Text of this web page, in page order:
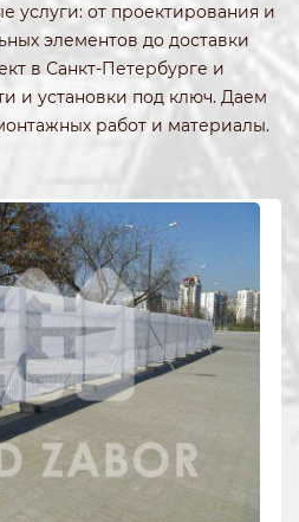
услуги: от проектирования и
элементов до доставки
в Санкт-Петербурге и
и установки под ключ. Даем
работ и материалы.